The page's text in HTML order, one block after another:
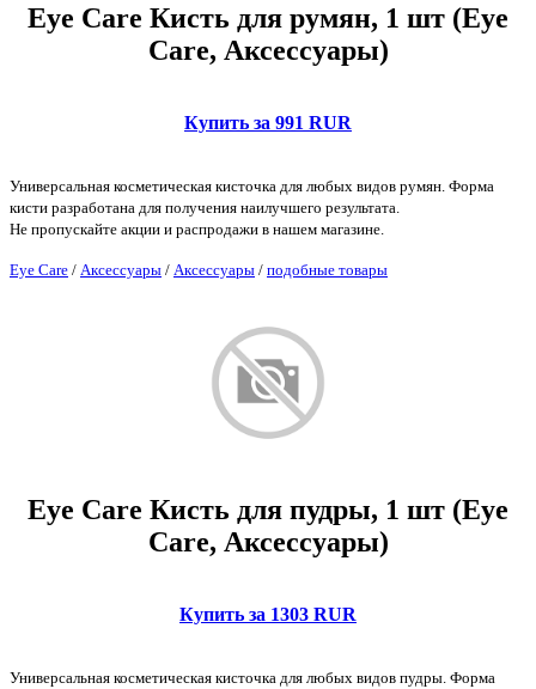
Eye Care Кисть для румян, 1 шт (Eye
Care, Аксессуары)
Купить за 991 RUR
Универсальная косметическая кисточка для любых видов румян. Форма
кисти разработана для получения наилучшего результата.
Не пропускайте акции и распродажи в нашем магазине.
Eye Care / Аксессуары / Аксессуары / подобные товары
Eye Care Кисть для пудры, 1 шт (Eye
Care, Аксессуары)
Купить за 1303 RUR
Универсальная косметическая кисточка для любых видов пудры. Форма